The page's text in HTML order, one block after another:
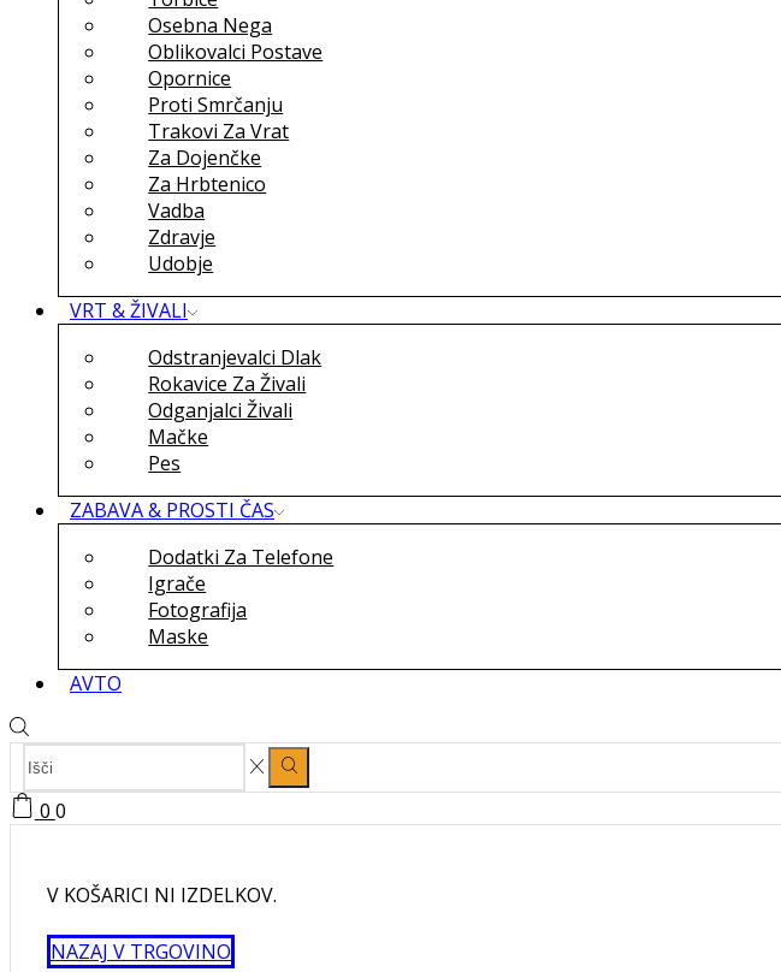
Osebna Nega
Oblikovalci Postave
Opornice
Proti Smrčanju
Trakovi Za Vrat
Za Dojenčke
Za Hrbtenico
Vadba
Zdravje
Udobje
VRT & ŽIVALI
Odstranjevalci Dlak
Rokavice Za Živali
Odganjalci Živali
Mačke
Pes
ZABAVA & PROSTI ČAS
Dodatki Za Telefone
Igrače
Fotografija
Maske
AVTO
SEARCH
INPUT
Search
0 0
V KOŠARICI NI IZDELKOV.
NAZAJ V TRGOVINO